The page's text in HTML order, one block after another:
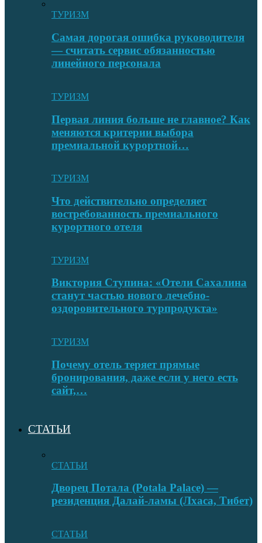
ТУРИЗМ
Самая дорогая ошибка руководителя
— считать сервис обязанностью
линейного персонала
ТУРИЗМ
Первая линия больше не главное? Как
меняются критерии выбора
премиальной курортной…
ТУРИЗМ
Что действительно определяет
востребованность премиального
курортного отеля
ТУРИЗМ
Виктория Ступина: «Отели Сахалина
станут частью нового лечебно-
оздоровительного турпродукта»
ТУРИЗМ
Почему отель теряет прямые
бронирования, даже если у него есть
сайт,…
СТАТЬИ
СТАТЬИ
Дворец Потала (Potala Palace) —
резиденция Далай-ламы (Лхаса, Тибет)
СТАТЬИ